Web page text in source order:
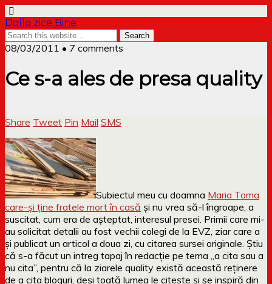
Dollo zice Bine
08/03/2011 • 7 comments
Ce s-a ales de presa quality
Share Tweet Pin Mail SMS
Subiectul meu cu doamna Maria Toma
care-și ține fratele mort în casă și nu vrea să-l îngroape, a
suscitat, cum era de așteptat, interesul presei. Primii care mi-
au solicitat detalii au fost vechii colegi de la EVZ, ziar care a
și publicat un articol a doua zi, cu citarea sursei originale. Știu
că s-a făcut un intreg tapaj în redacție pe tema „a cita sau a
nu cita”, pentru că la ziarele quality există această reținere
de a cita bloguri, deși toată lumea le citește și se inspiră din